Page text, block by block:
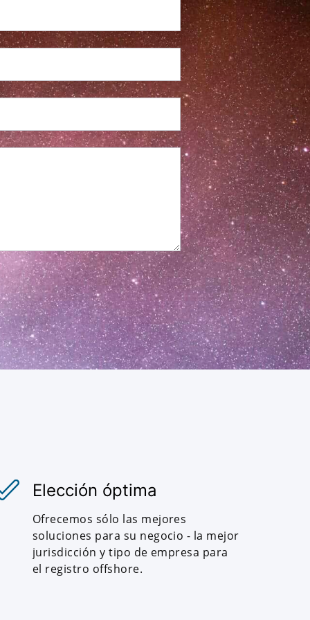
Elección óptima
Ofrecemos sólo las mejores
soluciones para su negocio - la mejor
jurisdicción y tipo de empresa para
el registro offshore.